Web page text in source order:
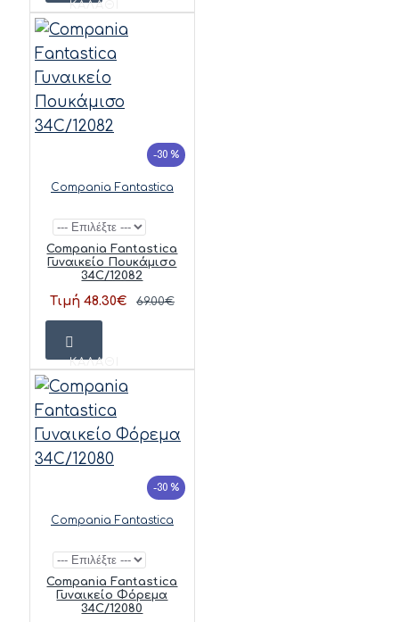
ΚΑΛΆΘΙ
-30 %
Compania Fantastica
Compania Fantastica
Γυναικείο Πουκάμισο
34C/12082
Τιμή 48.30€ 69.00€
ΚΑΛΆΘΙ
-30 %
Compania Fantastica
Compania Fantastica
Γυναικείο Φόρεμα
34C/12080